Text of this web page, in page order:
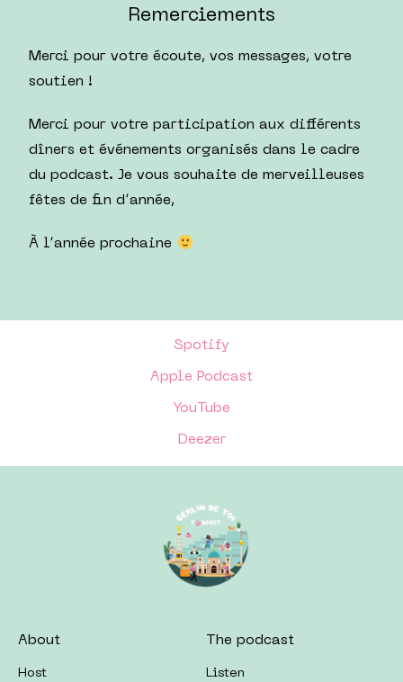
Remerciements
Merci pour votre écoute, vos messages, votre
soutien !
Merci pour votre participation aux différents
dîners et événements organisés dans le cadre
du podcast. Je vous souhaite de merveilleuses
fêtes de fin d’année,
À l’année prochaine
Spotify
Apple Podcast
YouTube
Deezer
About
Host
The podcast
Listen